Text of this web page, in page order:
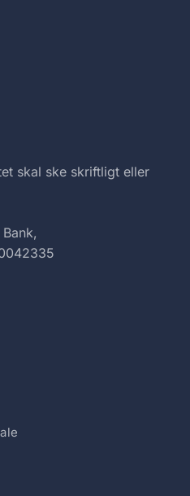
skal ske skriftligt eller